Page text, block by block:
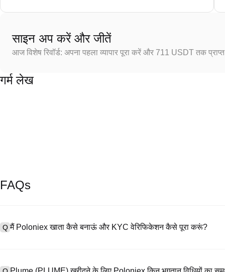
साइन अप करें और जीतें
आज विशेष रिवॉर्ड: अपना पहला व्यापार पूरा करें और 711 USDT तक
गर्म लेख
FAQs
Q मैं Poloniex खाता कैसे बनाऊं और KYC वेरिफिकेशन कैसे पूरा करूं?